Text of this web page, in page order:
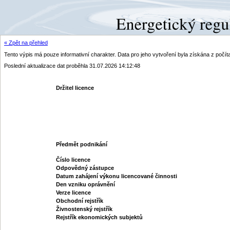
« Zpět na přehled
Tento výpis má pouze informativní charakter. Data pro jeho vytvoření byla získána z
Poslední aktualizace dat proběhla 31.07.2026 14:12:48
Držitel licence
Předmět podnikání
Číslo licence
Odpovědný zástupce
Datum zahájení výkonu licencované činnosti
Den vzniku oprávnění
Verze licence
Obchodní rejstřík
Živnostenský rejstřík
Rejstřík ekonomických subjektů